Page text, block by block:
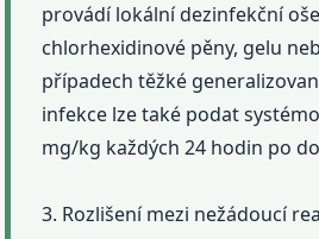
provádí lokální dezinfekční
chlorhexidinové pěny, gelu
případech těžké
infekce lze také podat
mg/kg každých 24 hodin po
3. Rozlišení mezi nežádoucí